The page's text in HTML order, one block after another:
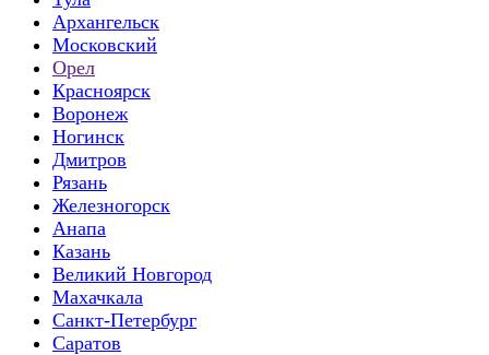
Архангельск
Московский
Орел
Красноярск
Воронеж
Ногинск
Дмитров
Рязань
Железногорск
Анапа
Казань
Великий Новгород
Махачкала
Санкт-Петербург
Саратов